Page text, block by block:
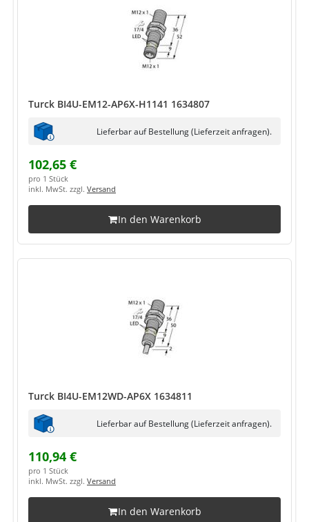
Turck BI4U-EM12-AP6X-H1141 1634807
Lieferbar auf Bestellung (Lieferzeit anfragen).
102,65 €
pro 1 Stück
inkl. MwSt. zzgl. Versand
In den Warenkorb
Turck BI4U-EM12WD-AP6X 1634811
Lieferbar auf Bestellung (Lieferzeit anfragen).
110,94 €
pro 1 Stück
inkl. MwSt. zzgl. Versand
In den Warenkorb